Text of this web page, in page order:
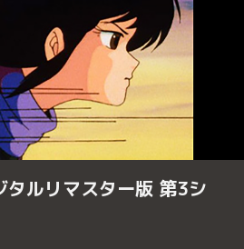
タルリマスター版 第3シ